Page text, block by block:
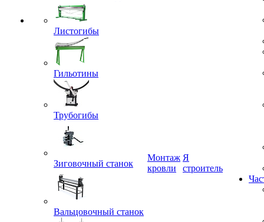
Листогибы
Гильотины
Трубогибы
Зиговочный станок
Вальцовочный станок
кровли
строитель